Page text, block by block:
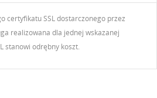
certyfikatu SSL dostarczonego przez
realizowana dla jednej wskazanej
stanowi odrębny koszt.